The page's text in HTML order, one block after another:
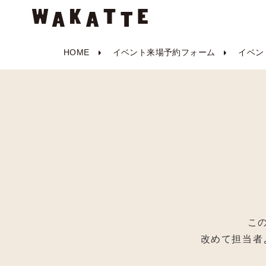
HOME イベント来場予約フォーム イベ
こ
改めて担当